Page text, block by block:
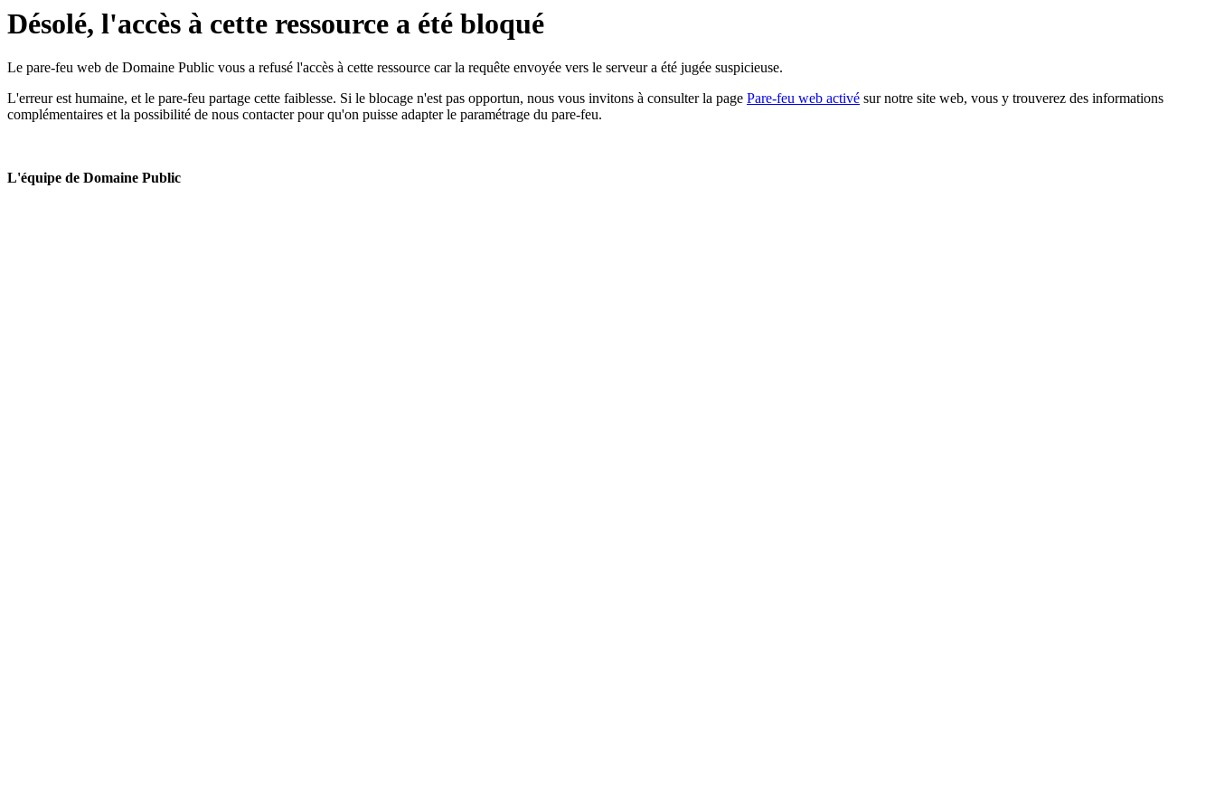
Désolé, l'accès à cette ressource a été bloqué
Le pare-feu web de Domaine Public vous a refusé l'accès à cette ressource car la requête envoyée vers le serveur a été jugée suspicieuse.
L'erreur est humaine, et le pare-feu partage cette faiblesse. Si le blocage n'est pas opportun, nous vous invitons à consulter la page Pare-feu web activé sur notre site web, vous y trouverez des informations
complémentaires et la possibilité de nous contacter pour qu'on puisse adapter le paramétrage du pare-feu.
L'équipe de Domaine Public